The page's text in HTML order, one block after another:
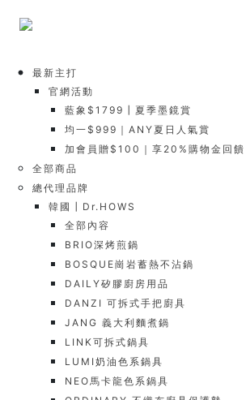
最新主打
官網活動
藍象$1799┃夏季墨鏡賞
均一$999｜ANY夏日人氣賞
加會員贈$100｜享20%購物金回饋
全部商品
總代理品牌
韓國┃Dr.HOWS
全部內容
BRIO深烤煎鍋
BOSQUE崗岩蓄熱不沾鍋
DAILY矽膠廚房用品
DANZI 可拆式手把廚具
JANG 義大利麵煮鍋
LINK可拆式鍋具
LUMI奶油色系鍋具
NEO馬卡龍色系鍋具